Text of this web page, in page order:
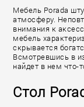
Мебель Porada
атмосферу.
внимания к
мебель
скрывается
Всмотревшись в
найдет в нем что-
Стол